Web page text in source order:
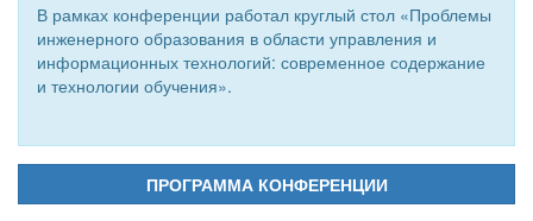
В рамках конференции работал круглый стол «Проблемы
инженерного образования в области управления и
информационных технологий: современное содержание
и технологии обучения».
ПРОГРАММА КОНФЕРЕНЦИИ